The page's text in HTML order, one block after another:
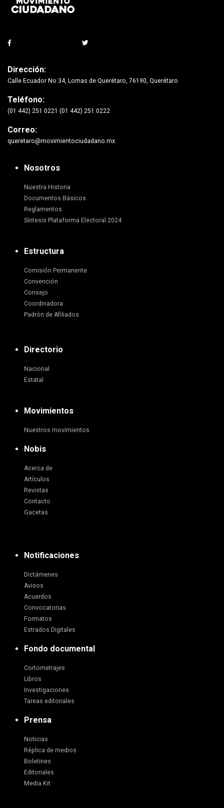
Dirección:
Calle Ecuador No.34, Lomas de Querétaro, 76190, Querétaro
Teléfono:
(01 442) 251 0221 (01 442) 251 0222
Correo:
queretaro@movimientociudadano.mx
Nosotros
Nuestra Historia
Documentos Básicos
Reglamentos
Síntesis Plataforma Electoral 2024
Estructura
Comisión Permanente
Convención
Consejo
Coordinadora
Padrón de Afiliados
Directorio
Nacional
Estatal
Movimientos
Nuestros movimientos
Nobis
Acerca de
Artículos
Revistas
Contacto
Gacetas
Notificaciones
Dictámenes
Avisos
Acuerdos
Convocatorias
Formatos
Estrados Digitales
Fondo documental
Cortometrajes
Libros
Investigaciones
Tareas editoriales
Prensa
Noticias
Réplica de medios
Boletines
Editoriales
Media Kit